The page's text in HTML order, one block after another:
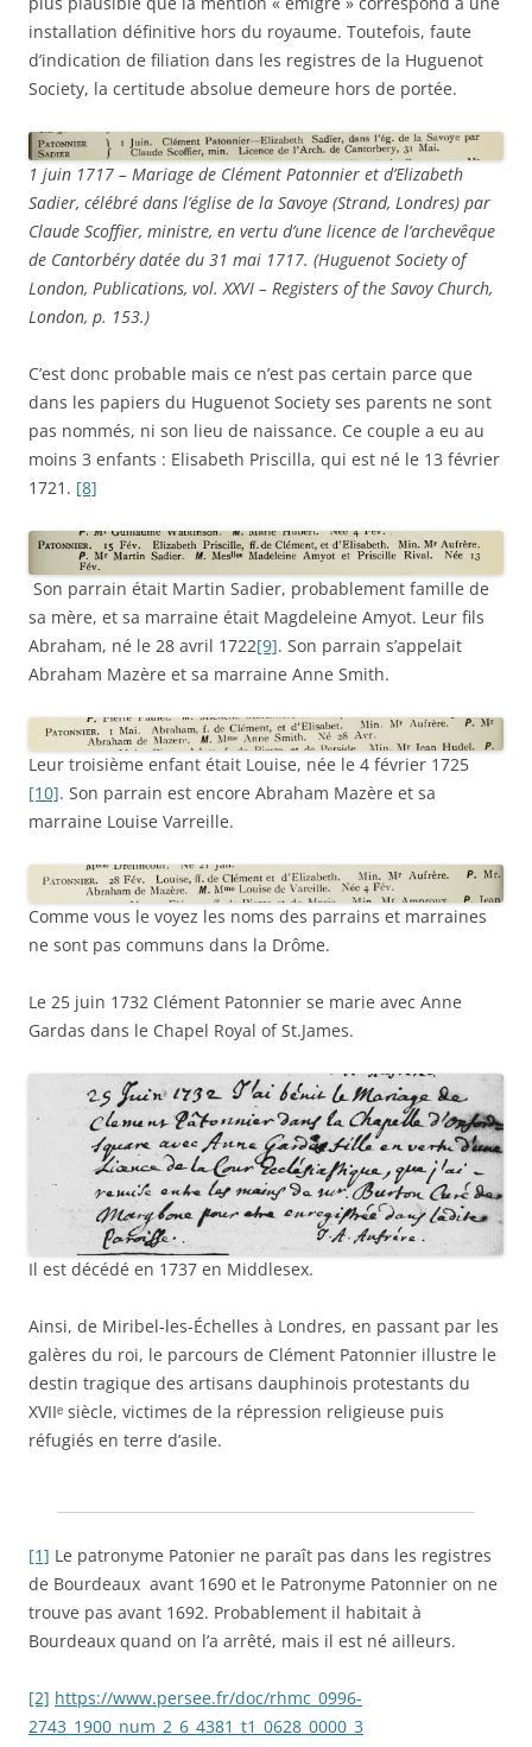
installation définitive hors du royaume. Toutefois, faute
d’indication de filiation dans les registres de la Huguenot
Society, la certitude absolue demeure hors de portée.
1 juin 1717 – Mariage de Clément Patonnier et d’Elizabeth
Sadier, célébré dans l’église de la Savoye (Strand, Londres) par
Claude Scoffier, ministre, en vertu d’une licence de l’archevêque
de Cantorbéry datée du 31 mai 1717. (Huguenot Society of
London, Publications, vol. XXVI – Registers of the Savoy Church,
London, p. 153.)
C’est donc probable mais ce n’est pas certain parce que
dans les papiers du Huguenot Society ses parents ne sont
pas nommés, ni son lieu de naissance. Ce couple a eu au
moins 3 enfants : Elisabeth Priscilla, qui est né le 13 février
1721. [8]
Son parrain était Martin Sadier, probablement famille de
sa mère, et sa marraine était Magdeleine Amyot. Leur fils
Abraham, né le 28 avril 1722[9]. Son parrain s’appelait
Abraham Mazère et sa marraine Anne Smith.
Leur troisième enfant était Louise, née le 4 février 1725
[10]. Son parrain est encore Abraham Mazère et sa
marraine Louise Varreille.
Comme vous le voyez les noms des parrains et marraines
ne sont pas communs dans la Drôme.
Le 25 juin 1732 Clément Patonnier se marie avec Anne
Gardas dans le Chapel Royal of St.James.
Il est décédé en 1737 en Middlesex.
Ainsi, de Miribel-les-Échelles à Londres, en passant par les
galères du roi, le parcours de Clément Patonnier illustre le
destin tragique des artisans dauphinois protestants du
XVIIᵉ siècle, victimes de la répression religieuse puis
réfugiés en terre d’asile.
[1] Le patronyme Patonier ne paraît pas dans les registres
de Bourdeaux avant 1690 et le Patronyme Patonnier on ne
trouve pas avant 1692. Probablement il habitait à
Bourdeaux quand on l’a arrêté, mais il est né ailleurs.
[2] https://www.persee.fr/doc/rhmc_0996-
2743_1900_num_2_6_4381_t1_0628_0000_3